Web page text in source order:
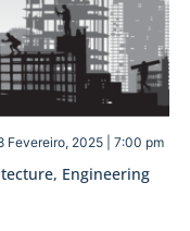
Engineering
Fevereiro, 2025 | 7:00 pm